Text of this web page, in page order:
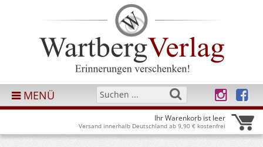
MENÜ
Ihr Warenkorb ist leer
Versand innerhalb Deutschland ab 9,90 € kostenfrei